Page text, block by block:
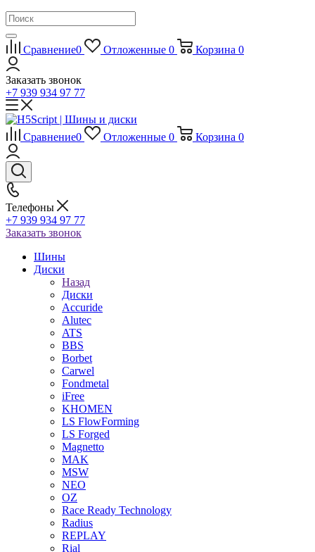
Сравнение0 Отложенные 0 Корзина 0
Заказать звонок
+7 939 934 97 77
Сравнение0 Отложенные 0 Корзина 0
Телефоны
+7 939 934 97 77
Заказать звонок
Шины
Диски
Назад
Диски
Accuride
Alutec
ATS
BBS
Borbet
Carwel
Fondmetal
iFree
KHOMEN
LS FlowForming
LS Forged
Magnetto
MAK
MSW
NEO
OZ
Race Ready Technology
Radius
REPLAY
Rial